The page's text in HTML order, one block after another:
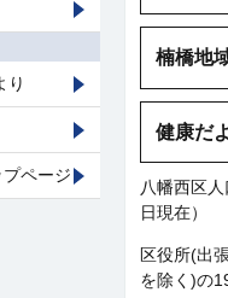
り
ページ
楠橋地
健康だ
八幡西区
日現在）
区役所(出
を除く)の